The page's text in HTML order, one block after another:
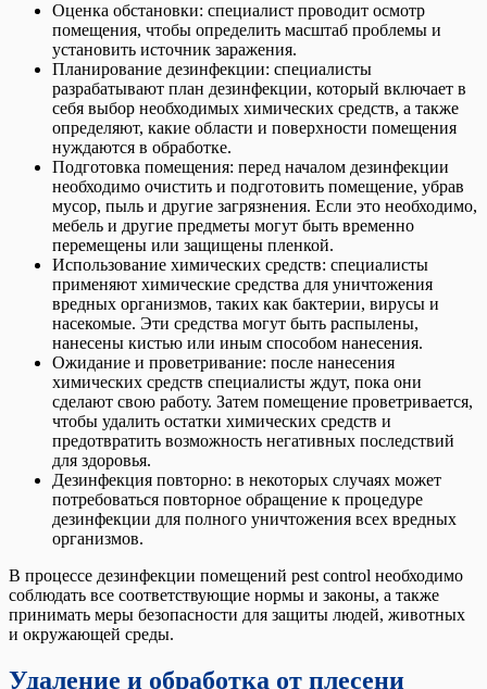
Оценка обстановки: специалист проводит осмотр
помещения, чтобы определить масштаб проблемы и
установить источник заражения.
Планирование дезинфекции: специалисты
разрабатывают план дезинфекции, который включает в
себя выбор необходимых химических средств, а также
определяют, какие области и поверхности помещения
нуждаются в обработке.
Подготовка помещения: перед началом дезинфекции
необходимо очистить и подготовить помещение, убрав
мусор, пыль и другие загрязнения. Если это необходимо,
мебель и другие предметы могут быть временно
перемещены или защищены пленкой.
Использование химических средств: специалисты
применяют химические средства для уничтожения
вредных организмов, таких как бактерии, вирусы и
насекомые. Эти средства могут быть распылены,
нанесены кистью или иным способом нанесения.
Ожидание и проветривание: после нанесения
химических средств специалисты ждут, пока они
сделают свою работу. Затем помещение проветривается,
чтобы удалить остатки химических средств и
предотвратить возможность негативных последствий
для здоровья.
Дезинфекция повторно: в некоторых случаях может
потребоваться повторное обращение к процедуре
дезинфекции для полного уничтожения всех вредных
организмов.
В процессе дезинфекции помещений pest control необходимо
соблюдать все соответствующие нормы и законы, а также
принимать меры безопасности для защиты людей, животных
и окружающей среды.
Удаление и обработка от плесени